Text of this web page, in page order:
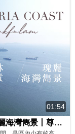
01:54
Victoria Coast 薄扶林豪宅新貴 臻享瑰麗海灣雋景丨尊貴生活圈 影片來源：FINANCE 730